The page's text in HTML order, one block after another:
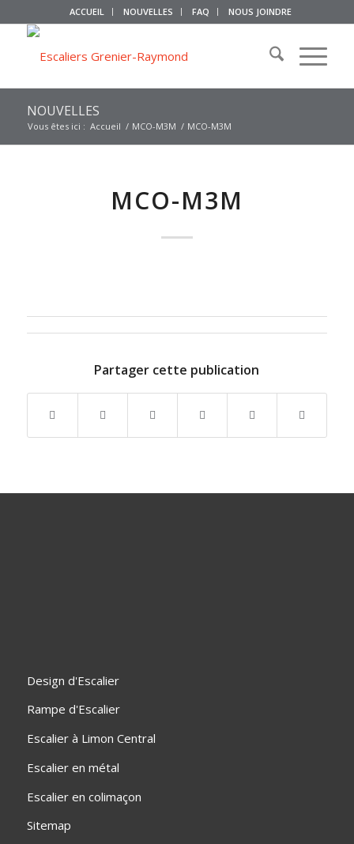
ACCUEIL NOUVELLES FAQ NOUS JOINDRE
NOUVELLES
Vous êtes ici : Accueil / MCO-M3M / MCO-M3M
MCO-M3M
Partager cette publication
Design d'Escalier
Rampe d'Escalier
Escalier à Limon Central
Escalier en métal
Escalier en colimaçon
Sitemap